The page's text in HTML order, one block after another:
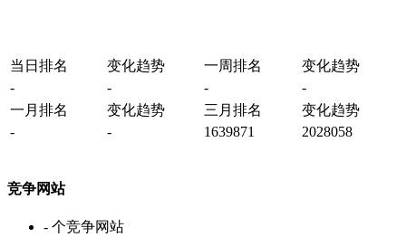
当日排名 变化趋势 一周排名
变化趋势
-
- -
-
一月排名
变化趋势 三月排名
变化趋势
-
- 1639871 2028058
竞争网站
- 个竞争网站